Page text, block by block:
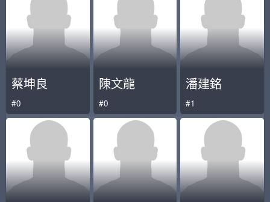
蔡坤良
#0
陳文龍
#0
潘建銘
#1